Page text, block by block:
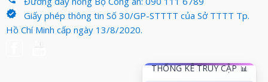
verified
Giấy phép thông tin Số 30/GP-STTTT của Sở TTTT Tp.
Hồ Chí Minh cấp ngày 13/8/2020.
THỐNG KÊ TRUY CẬP